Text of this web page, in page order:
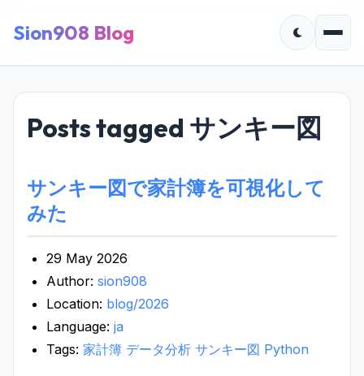
Sion908 Blog
Posts tagged サンキー図
サンキー図で家計簿を可視化して
みた
29 May 2026
Author: sion908
Location: blog/2026
Language: ja
Tags: 家計簿 データ分析 サンキー図 Python